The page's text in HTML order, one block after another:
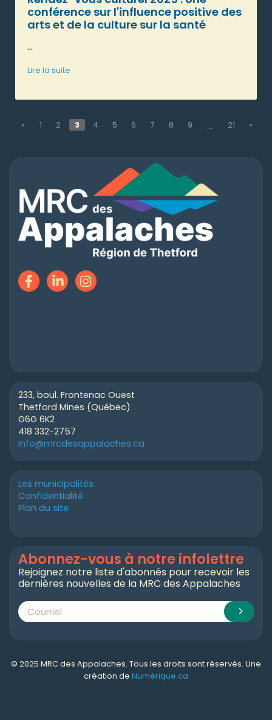
conférence sur l'influence positive des
arts et de la culture sur la santé
...
Lire la suite
« 1 2 3 4 5 6 7 8 9 ... 21 »
233, boul. Frontenac Ouest
Thetford Mines (Québec)
G6G 6K2
418 332-2757
info@mrcdesappalaches.ca
Les municipalités
Confidentialité
Plan du site
Abonnez-vous à notre infolettre
Rejoignez notre liste d'abonnés pour recevoir les
dernières nouvelles de la MRC des Appalaches
© 2025 MRC des Appalaches. Tous les droits sont réservés. Une
création de Numérique.ca